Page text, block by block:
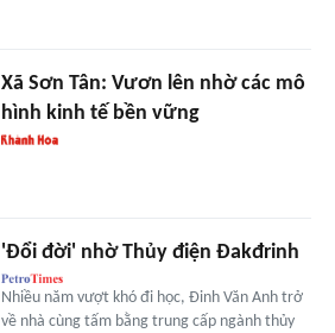
Xã Sơn Tân: Vươn lên nhờ các mô
hình kinh tế bền vững
'Đổi đời' nhờ Thủy điện Đakđrinh
Nhiều năm vượt khó đi học, Đinh Văn Anh trở
về nhà cùng tấm bằng trung cấp ngành thủy